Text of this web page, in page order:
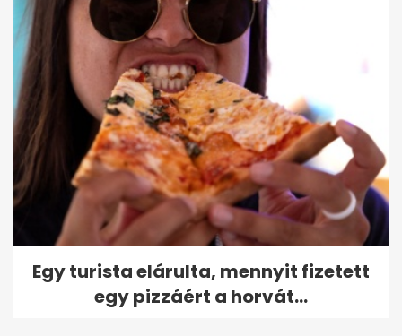
Egy turista elárulta, mennyit fizetett
egy pizzáért a horvát...